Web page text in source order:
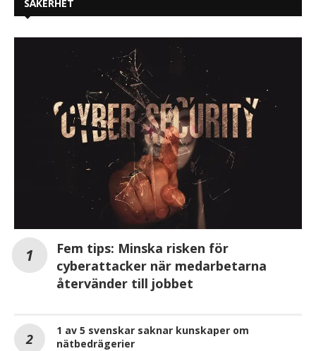
SÄKERHET
Fem tips: Minska risken för
cyberattacker när medarbetarna
återvänder till jobbet
1 av 5 svenskar saknar kunskaper om
nätbedrägerier